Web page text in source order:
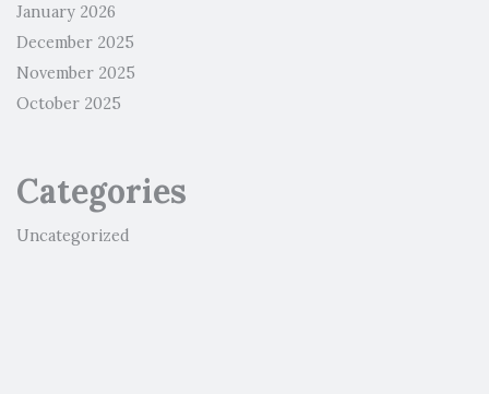
January 2026
December 2025
November 2025
October 2025
Categories
Uncategorized